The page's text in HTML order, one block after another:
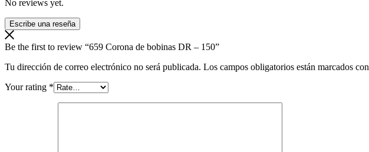
No reviews yet.
Escribe una reseña
Be the first to review “659 Corona de bobinas DR – 150”
Tu dirección de correo electrónico no será publicada. Los campos obligatorios están marcados con
Your rating *